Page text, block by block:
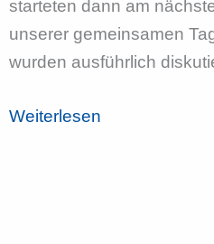
starteten dann am
unserer gemeinsamen
wurden ausführlich
Regionalgruppentreffen
Weiterlesen